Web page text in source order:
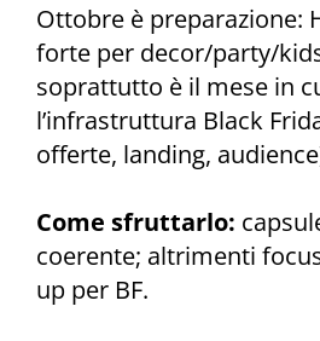
Ottobre è preparazione:
forte per decor/party/
soprattutto è il mese in
l’infrastruttura Black
offerte, landing,
Come sfruttarlo:
coerente; altrimenti
up per BF.